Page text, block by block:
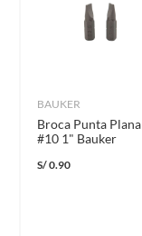
BAUKER
Broca Punta Plana
#10 1" Bauker
S/0.90